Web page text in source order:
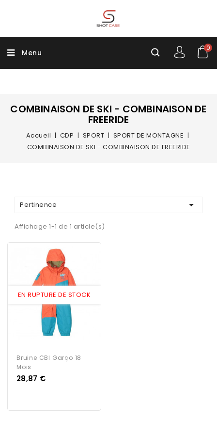
Menu
0
COMBINAISON DE SKI - COMBINAISON DE
FREERIDE
Accueil CDP SPORT
SPORT DE MONTAGNE
COMBINAISON DE SKI - COMBINAISON DE FREERIDE
Pertinence 
Affichage 1-1 de 1 article(s)
EN RUPTURE DE STOCK
Bruine CBI Garço 18
Mois
Prix
28,87 €